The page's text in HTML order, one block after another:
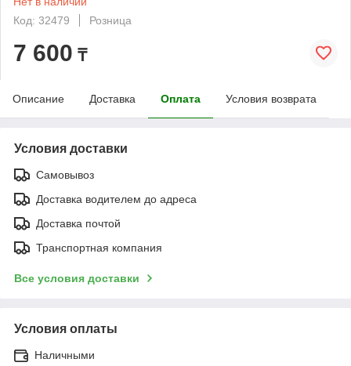
Код: 32479
Розница
7 600 ₸
Описание Доставка Оплата Условия возврата
Условия доставки
Самовывоз
Доставка водителем до адреса
Доставка почтой
Транспортная компания
Все условия доставки
Условия оплаты
Наличными